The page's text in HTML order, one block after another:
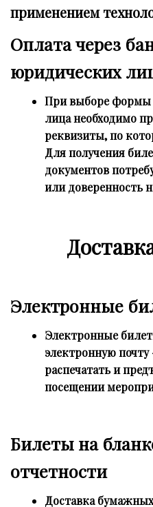
применением
Оплата через
юридических
При выборе формы
лица необходимо
реквизиты, по
Для получения
документов
или доверенность
Электронные
Электронные
электронную
распечатать и
посещении
Билеты на
отчетности
Доставка